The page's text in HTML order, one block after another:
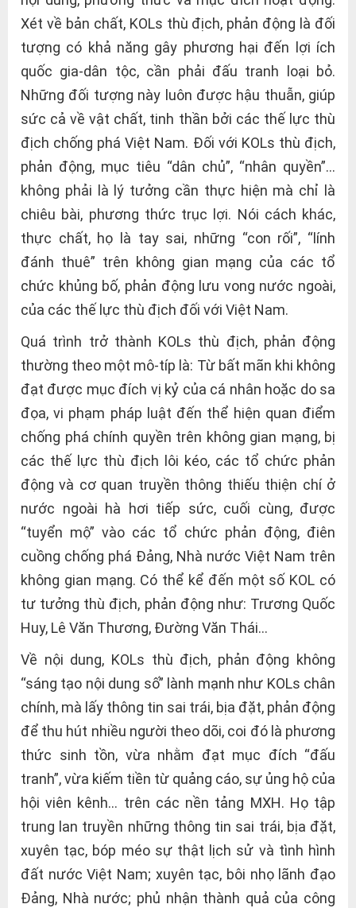
Xét về bản chất, KOLs thù địch, phản động là đối
tượng có khả năng gây phương hại đến lợi ích
quốc gia-dân tộc, cần phải đấu tranh loại bỏ.
Những đối tượng này luôn được hậu thuẫn, giúp
sức cả về vật chất, tinh thần bởi các thế lực thù
địch chống phá Việt Nam. Đối với KOLs thù địch,
phản động, mục tiêu “dân chủ”, “nhân quyền”…
không phải là lý tưởng cần thực hiện mà chỉ là
chiêu bài, phương thức trục lợi. Nói cách khác,
thực chất, họ là tay sai, những “con rối”, “lính
đánh thuê” trên không gian mạng của các tổ
chức khủng bố, phản động lưu vong nước ngoài,
của các thế lực thù địch đối với Việt Nam.
Quá trình trở thành KOLs thù địch, phản động
thường theo một mô-típ là: Từ bất mãn khi không
đạt được mục đích vị kỷ của cá nhân hoặc do sa
đọa, vi phạm pháp luật đến thể hiện quan điểm
chống phá chính quyền trên không gian mạng, bị
các thế lực thù địch lôi kéo, các tổ chức phản
động và cơ quan truyền thông thiếu thiện chí ở
nước ngoài hà hơi tiếp sức, cuối cùng, được
“tuyển mộ” vào các tổ chức phản động, điên
cuồng chống phá Đảng, Nhà nước Việt Nam trên
không gian mạng. Có thể kể đến một số KOL có
tư tưởng thù địch, phản động như: Trương Quốc
Huy, Lê Văn Thương, Đường Văn Thái…
Về nội dung, KOLs thù địch, phản động không
“sáng tạo nội dung số” lành mạnh như KOLs chân
chính, mà lấy thông tin sai trái, bịa đặt, phản động
để thu hút nhiều người theo dõi, coi đó là phương
thức sinh tồn, vừa nhằm đạt mục đích “đấu
tranh”, vừa kiếm tiền từ quảng cáo, sự ủng hộ của
hội viên kênh… trên các nền tảng MXH. Họ tập
trung lan truyền những thông tin sai trái, bịa đặt,
xuyên tạc, bóp méo sự thật lịch sử và tình hình
đất nước Việt Nam; xuyên tạc, bôi nhọ lãnh đạo
Đảng, Nhà nước; phủ nhận thành quả của công